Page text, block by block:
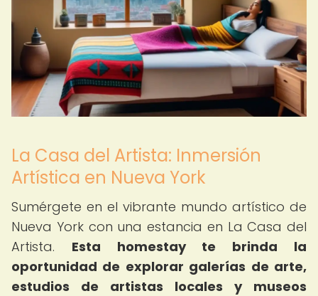
La Casa del Artista: Inmersión
Artística en Nueva York
Sumérgete en el vibrante mundo artístico de
Nueva York con una estancia en La Casa del
Artista. Esta homestay te brinda la
oportunidad de explorar galerías de arte,
estudios de artistas locales y museos